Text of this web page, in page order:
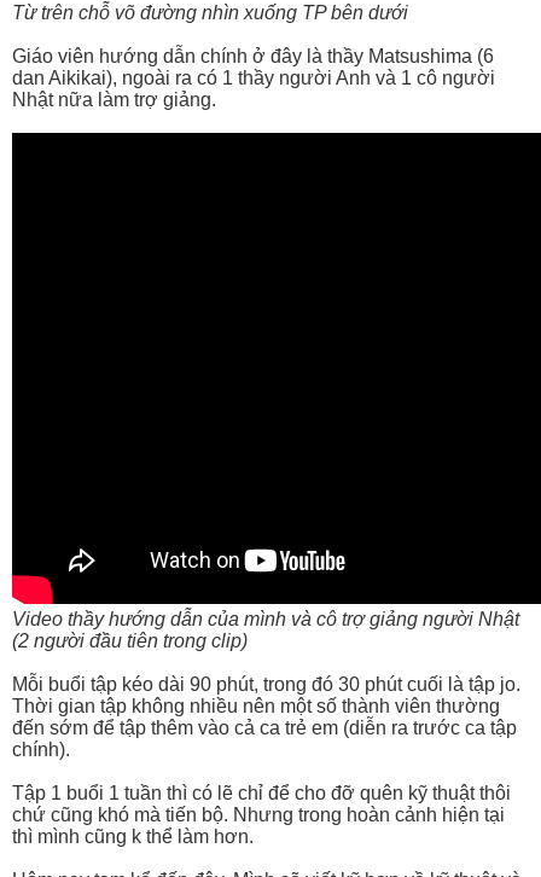
Từ trên chỗ võ đường nhìn xuống TP bên dưới
Giáo viên hướng dẫn chính ở đây là thầy Matsushima (6
dan Aikikai), ngoài ra có 1 thầy người Anh và 1 cô người
Nhật nữa làm trợ giảng.
Video thầy hướng dẫn của mình và cô trợ giảng người Nhật
(2 người đầu tiên trong clip)
Mỗi buổi tập kéo dài 90 phút, trong đó 30 phút cuối là tập jo.
Thời gian tập không nhiều nên một số thành viên thường
đến sớm để tập thêm vào cả ca trẻ em (diễn ra trước ca tập
chính).
Tập 1 buổi 1 tuần thì có lẽ chỉ để cho đỡ quên kỹ thuật thôi
chứ cũng khó mà tiến bộ. Nhưng trong hoàn cảnh hiện tại
thì mình cũng k thể làm hơn.